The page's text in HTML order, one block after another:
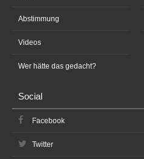
Abstimmung
Videos
Wer hätte das gedacht?
Social
Facebook
Twitter